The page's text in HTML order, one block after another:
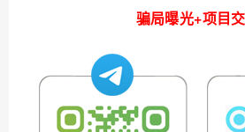
骗局曝光+项目